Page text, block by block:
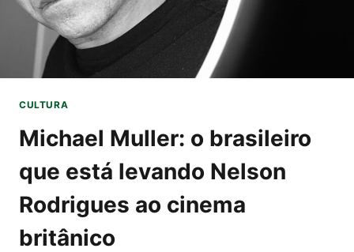
CULTURA
Michael Muller: o brasileiro
que está levando Nelson
Rodrigues ao cinema
britânico